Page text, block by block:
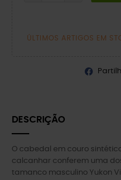
ÚLTIMOS ARTIGOS EM
DESCRIÇÃO
O cabedal em couro
calcanhar conferem uma
tamanco masculino Yukon